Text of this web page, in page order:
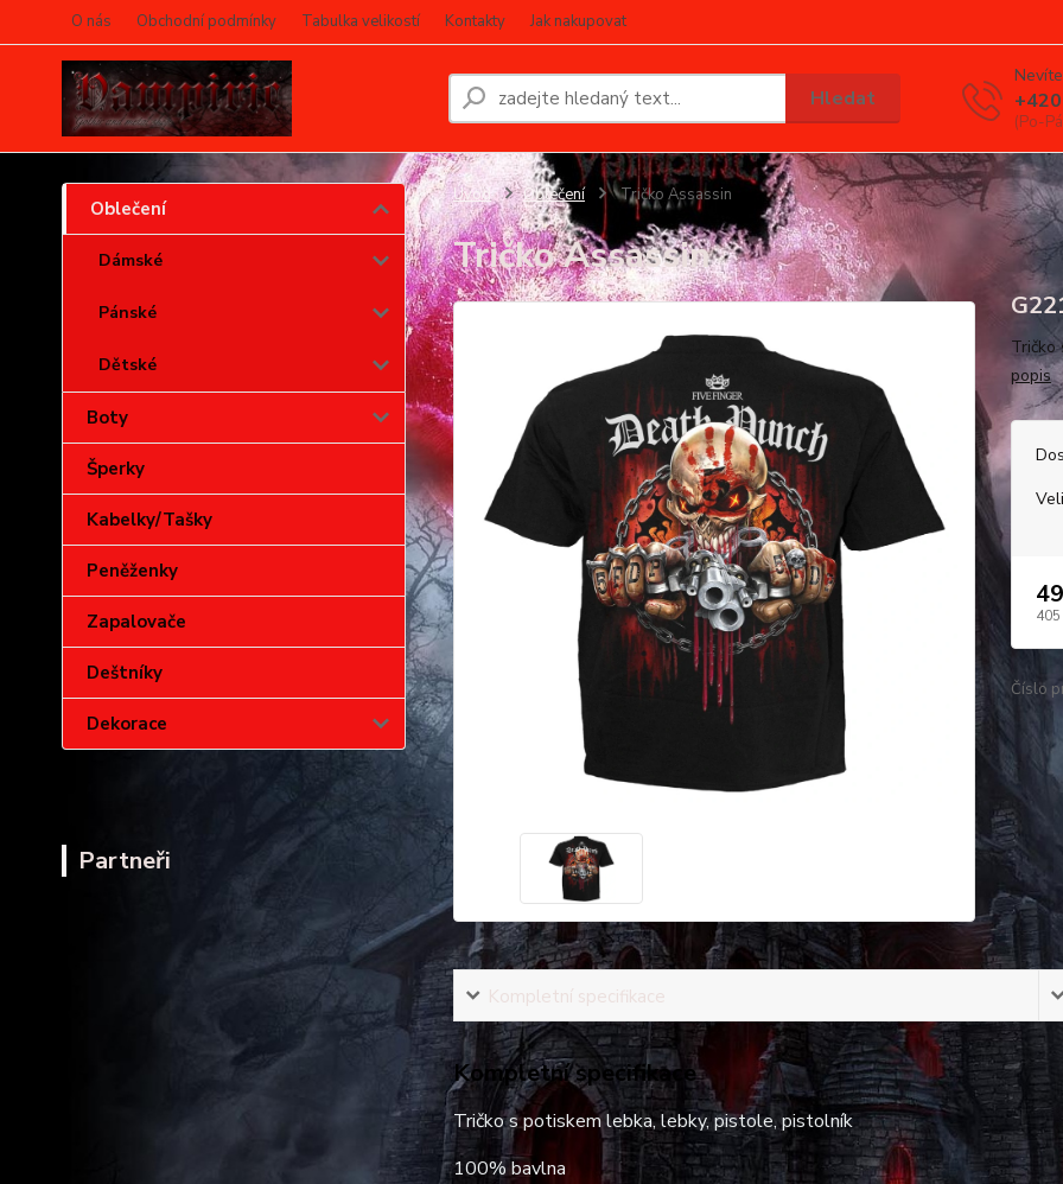
O nás Obchodní podmínky Tabulka velikostí Kontakty Jak nakupovat
Hledat
(Po-
Oblečení
Dámské
Pánské
Dětské
Boty
Šperky
Kabelky/Tašky
Peněženky
Zapalovače
Deštníky
Dekorace
Partneři
Úvod Oblečení Tričko Assassin
Tričko Assassin
popis
405
Číslo
Kompletní specifikace
Kompletní specifikace
Tričko s potiskem lebka, lebky, pistole, pistolník
100% bavlna